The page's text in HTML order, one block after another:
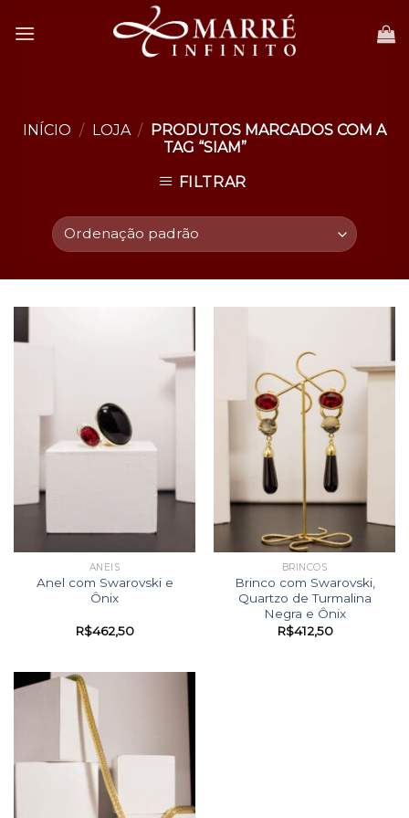
INÍCIO / LOJA / PRODUTOS MARCADOS COM A
TAG “SIAM”
FILTRAR
ANÉIS
Anel com Swarovski e
Ônix
R$462,50
BRINCOS
Brinco com Swarovski,
Quartzo de Turmalina
Negra e Ônix
R$412,50